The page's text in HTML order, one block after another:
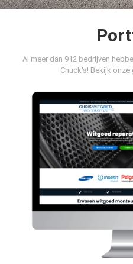
Al meer dan 912 bedrijven
Chuck's! Bekijk
Chris Witgoed Reparaties
HIER